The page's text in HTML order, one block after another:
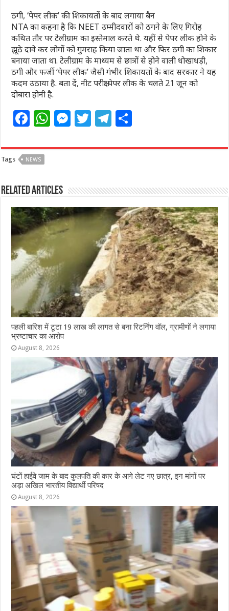
ठगी, ‘पेपर लीक’ की शिकायतों के बाद लगाया बैन
NTA का कहना है कि NEET उम्मीदवारों को ठगने के लिए गिरोह
कथित तौर पर टेलीग्राम का इस्तेमाल करते थे. यहीं से पेपर लीक होने के
झूठे दावे कर लोगों को गुमराह किया जाता था और फिर ठगी का शिकार
बनाया जाता था. टेलीग्राम के माध्यम से छात्रों से होने वाली धोखाधड़ी,
ठगी और फर्जी ‘पेपर लीक’ जैसी गंभीर शिकायतों के बाद सरकार ने यह
कदम उठाया है. बता दें, नीट परीक्षा पेपर लीक के चलते 21 जून को
दोबारा होनी है.
F
c
e
b
o
o
k
W
at
A
p
p
M
ss
n
g
e
r
T
itt
r
T
e
ra
m
ar
Tags NEWS
Related Articles
पहली बारिश में टूटा 19 लाख की लागत से बना रिटर्निंग वॉल, ग्रामीणों ने लगाया
भ्रष्टाचार का आरोप
August 8, 2026
घंटों हाईवे जाम के बाद कुलपति की कार के आगे लेट गए छात्र, इन मांगों पर
अड़ा अखिल भारतीय विद्यार्थी परिषद
August 8, 2026